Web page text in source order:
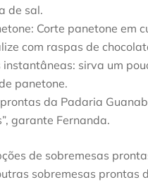
de sal.
Corte panetone em
com raspas de
instantâneas: sirva um
panetone.
da Padaria
garante Fernanda.
de sobremesas
sobremesas prontas